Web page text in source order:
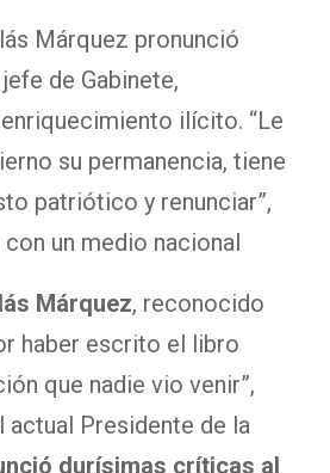
Márquez pronunció
de Gabinete,
ilícito. “Le
su permanencia, tiene
patriótico y renunciar”,
un medio nacional
Márquez, reconocido
haber escrito el libro
que nadie vio venir”,
actual Presidente de la
durísimas críticas al